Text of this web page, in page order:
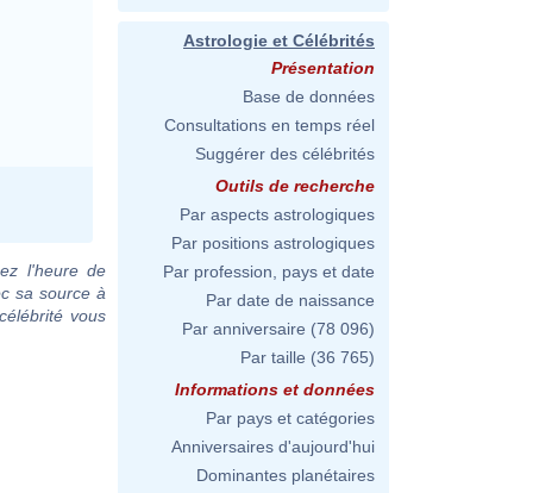
l'heure de
sa source à
vous
Astrologie et Célébrités
Présentation
Base de données
Consultations en temps réel
Suggérer des célébrités
Outils de recherche
Par aspects astrologiques
Par positions astrologiques
Par profession, pays et date
Par date de naissance
Par anniversaire (78 096)
Par taille (36 765)
Informations et données
Par pays et catégories
Anniversaires d'aujourd'hui
Dominantes planétaires